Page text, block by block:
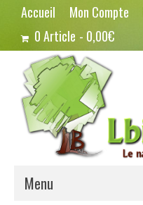
Accueil Mon Compte
0 Article
0,00€
Menu